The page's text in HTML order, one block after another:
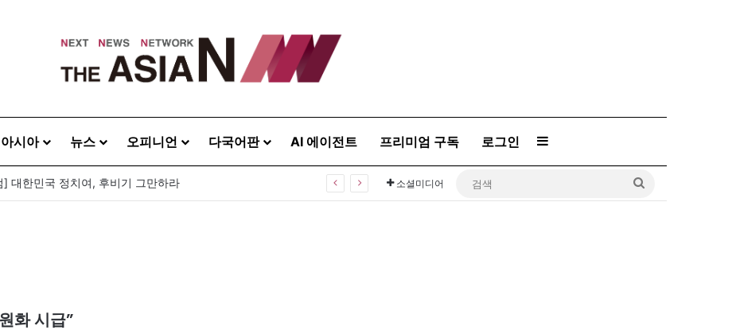
아시아 뉴스 오피니언 다국어판 AI 에이전트 프리미엄 구독 로그인 Sidebar
] 대한민국 정치여, 후비기 그만하라 소셜미디어
화 시급”